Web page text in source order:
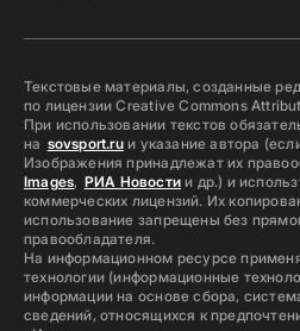
Текстовые материалы, созданные
по лицензии Creative Commons
При использовании текстов
на sovsport.ruи указание автора
Изображения принадлежат их
Images, РИА Новостии др.) и
коммерческих лицензий. Их
использование запрещены без
правообладателя.
На информационном ресурсе
технологии (информационные
информации на основе сбора,
сведений, относящихся к